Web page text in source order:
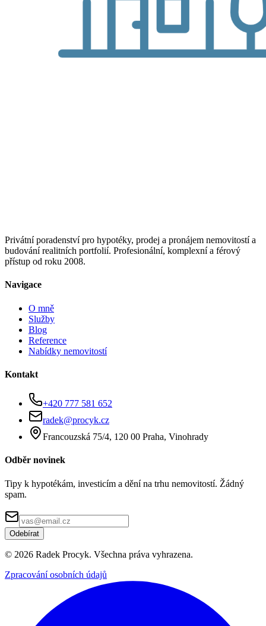
Privátní poradenství pro hypotéky, prodej a pronájem nemovitostí a
budování realitních portfolií. Profesionální, komplexní a férový
přístup od roku 2008.
Navigace
O mně
Služby
Blog
Reference
Nabídky nemovitostí
Kontakt
+420 777 581 652
radek@procyk.cz
Francouzská 75/4, 120 00 Praha, Vinohrady
Odběr novinek
Tipy k hypotékám, investicím a dění na trhu nemovitostí. Žádný
spam.
Odebírat
© 2026 Radek Procyk. Všechna práva vyhrazena.
Zpracování osobních údajů